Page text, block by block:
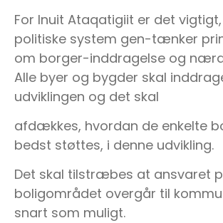
For Inuit Ataqatigiit er det
politiske system gen-tænker
om borger-inddragelse og
Alle byer og bygder skal
udviklingen og det skal
afdækkes, hvordan de enkelte
bedst støttes, i denne udvikling.
Det skal tilstræbes at ansvaret
boligområdet overgår til
snart som muligt.